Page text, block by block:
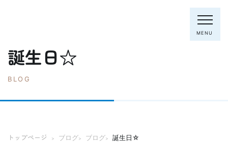
MENU
電話：0795-82-8281
誕生日☆
BLOG
トップページ > ブログ> ブログ> 誕生日☆